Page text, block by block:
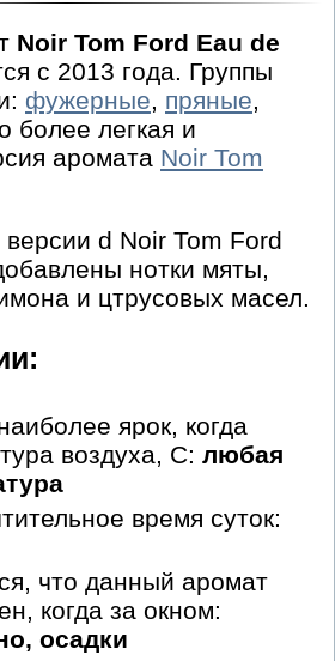
Noir Tom Ford Eau de
с 2013 года. Группы
фужерные, пряные,
более легкая и
аромата Noir Tom
d Noir Tom Ford
нотки мяты,
и цтрусовых масел.
ярок, когда
воздуха, С: любая
время суток:
что данный аромат
когда за окном:
осадки